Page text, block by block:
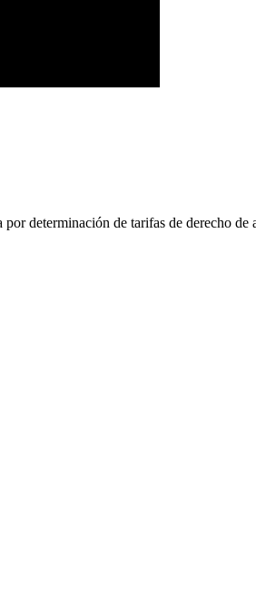
determinación de tarifas de derecho